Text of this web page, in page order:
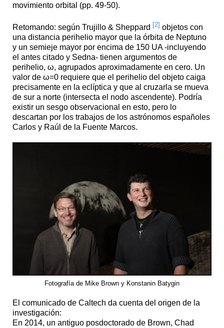
movimiento orbital (pp. 49-50).
Retomando: según Trujillo & Sheppard [2] objetos con
una distancia perihelio mayor que la órbita de Neptuno
y un semieje mayor por encima de 150 UA -incluyendo
el antes citado y Sedna- tienen argumentos de
perihelio, ω, agrupados aproximadamente en cero. Un
valor de ω=0 requiere que el perihelio del objeto caiga
precisamente en la eclíptica y que al cruzarla se mueva
de sur a norte (intersecta el nodo ascendente). Podría
existir un sesgo observacional en esto, pero lo
descartan por los trabajos de los astrónomos españoles
Carlos y Raúl de la Fuente Marcos.
Fotografía de Mike Brown y Konstanin Batygin
El comunicado de Caltech da cuenta del origen de la
investigación:
En 2014, un antiguo posdoctorado de Brown, Chad